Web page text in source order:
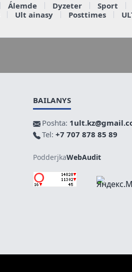
Álemde Dyzeter Sport
Ult ainasy Posttimes
BAILANYS
Poshta:
Tel: +7 707 878 85 89
PodderjkaWebAudit